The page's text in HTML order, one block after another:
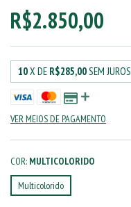
R$2.850,00
10X DE R$285,00SEM JUROS
VER MEIOS DE PAGAMENTO
COR: MULTICOLORIDO
Multicolorido